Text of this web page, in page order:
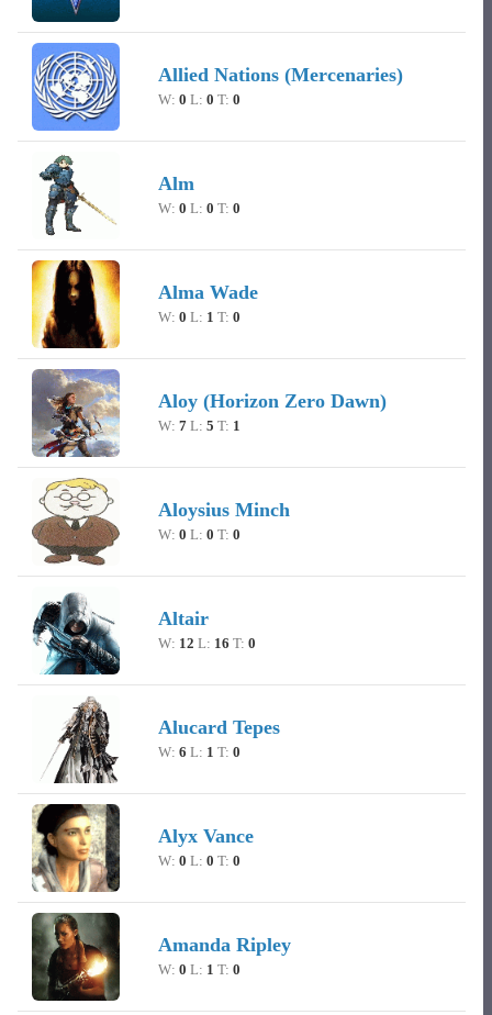
Allied Nations (Mercenaries)
W: 0 L: 0 T: 0
Alm
W: 0 L: 0 T: 0
Alma Wade
W: 0 L: 1 T: 0
Aloy (Horizon Zero Dawn)
W: 7L: 5 T: 1
Aloysius Minch
W: 0 L: 0 T: 0
Altair
W: 12 L: 16 T: 0
Alucard Tepes
W: 6 L: 1 T: 0
Alyx Vance
W: 0 L: 0 T: 0
Amanda Ripley
W: 0 L: 1 T: 0